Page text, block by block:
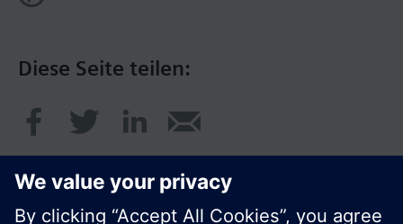
Diese Seite teilen: